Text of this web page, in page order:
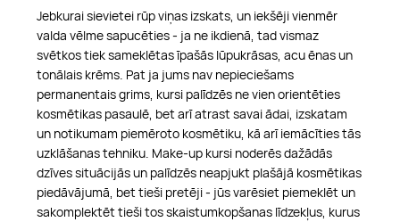
Jebkurai sievietei rūp viņas izskats, un iekšēji vienmēr
valda vēlme sapucēties - ja ne ikdienā, tad vismaz
svētkos tiek sameklētas īpašās lūpukrāsas, acu ēnas un
tonālais krēms. Pat ja jums nav nepieciešams
permanentais grims, kursi palīdzēs ne vien orientēties
kosmētikas pasaulē, bet arī atrast savai ādai, izskatam
un notikumam piemēroto kosmētiku, kā arī iemācīties tās
uzklāšanas tehniku. Make-up kursi noderēs dažādās
dzīves situācijās un palīdzēs neapjukt plašājā kosmētikas
piedāvājumā, bet tieši pretēji - jūs varēsiet piemeklēt un
sakomplektēt tieši tos skaistumkopšanas līdzekļus, kurus